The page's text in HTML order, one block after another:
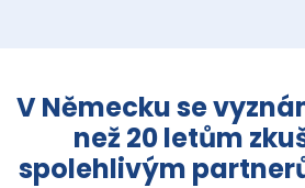
V Německu se
než 20 letům
spolehlivým